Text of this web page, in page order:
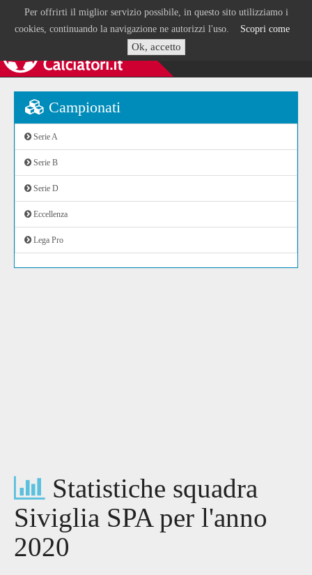
Per offrirti il miglior servizio possibile, in questo sito utilizziamo i
cookies, continuando la navigazione ne autorizzi l'uso. Scopri come
Ok, accetto
Campionati
Serie A
Serie B
Serie D
Eccellenza
Lega Pro
Statistiche squadra
Siviglia SPA per l'anno
2020